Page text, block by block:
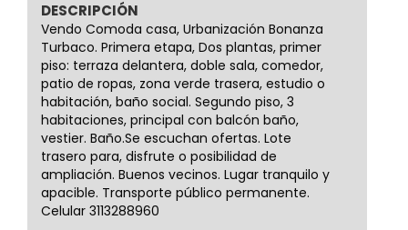
DESCRIPCIÓN
Vendo Comoda casa, Urbanización Bonanza
Turbaco. Primera etapa, Dos plantas, primer
piso: terraza delantera, doble sala, comedor,
patio de ropas, zona verde trasera, estudio o
habitación, baño social. Segundo piso, 3
habitaciones, principal con balcón baño,
vestier. Baño.Se escuchan ofertas. Lote
trasero para, disfrute o posibilidad de
ampliación. Buenos vecinos. Lugar tranquilo y
apacible. Transporte público permanente.
Celular 3113288960